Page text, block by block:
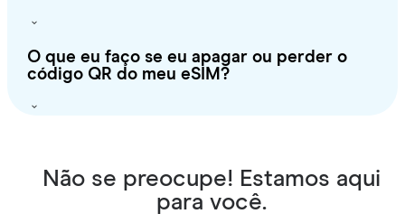
O que eu faço se eu apagar ou perder o
código QR do meu eSIM?
Não se preocupe! Estamos aqui
para você.